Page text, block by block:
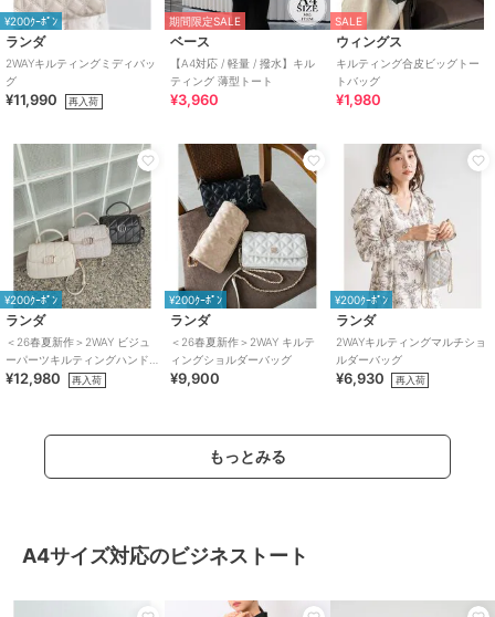
¥200ｸｰﾎﾟﾝ
ランダ
2WAYキルティングミディバッ
グ
¥11,990 再入荷
期間限定SALE
ベース
【A4対応 / 軽量 / 撥水】キル
ティング 薄型トート
¥3,960
SALE
ウィングス
キルティング合皮ビッグトー
トバッグ
¥1,980
¥200ｸｰﾎﾟﾝ
ランダ
＜26春夏新作＞2WAY ビジュ
ーパーツキルティングハンド
バッグ
¥12,980 再入荷
¥200ｸｰﾎﾟﾝ
ランダ
＜26春夏新作＞2WAY キルテ
ィングショルダーバッグ
¥9,900
¥200ｸｰﾎﾟﾝ
ランダ
2WAYキルティングマルチショ
ルダーバッグ
¥6,930 再入荷
もっとみる
A4サイズ対応のビジネストート